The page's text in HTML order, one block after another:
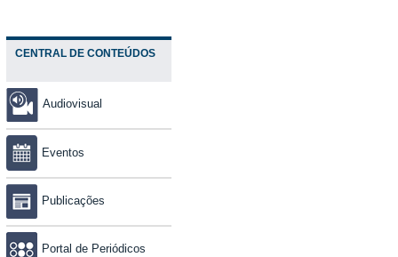
CENTRAL DE CONTEÚDOS
Audiovisual
Eventos
Publicações
Portal de Periódicos